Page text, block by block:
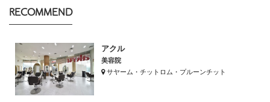
RECOMMEND
アクル
美容院
サヤーム・チットロム・プルーンチット